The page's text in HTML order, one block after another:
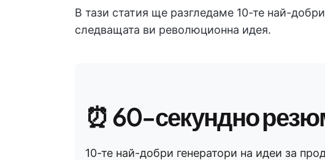
В тази статия ще разгледаме 10-те най-
следващата ви революционна идея.
⏰ 60-секундно
10-те най-добри генератори на идеи за